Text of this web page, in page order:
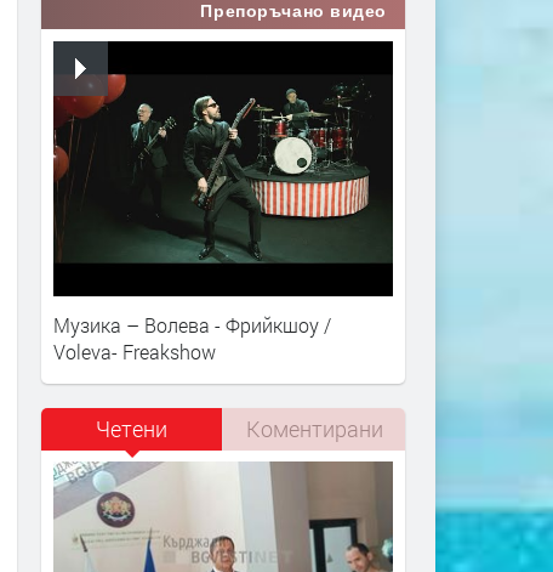
Препоръчано видео
Музика – Волева - Фрийкшоу /
Voleva- Freakshow
Четени Коментирани